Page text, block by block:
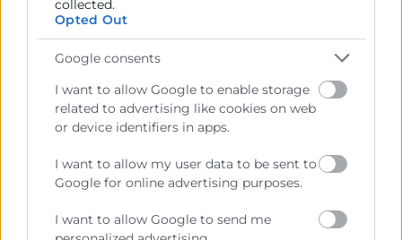
collected.
Opted Out
Google consents
I want to allow Google to enable storage
related to advertising like cookies on web
or device identifiers in apps.
I want to allow my user data to be sent to
Google for online advertising purposes.
I want to allow Google to send me
Contacto
Carmen Montesinos
961366080
cmontesinos@camaravalencia.com